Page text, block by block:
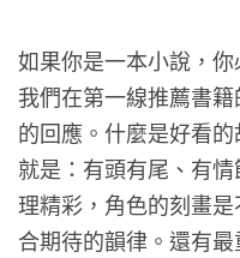
如果你是一本小說，
我們在第一線推薦書
的回應。什麼是好看
就是：有頭有尾、有
理精彩，角色的刻畫
合期待的韻律。還有